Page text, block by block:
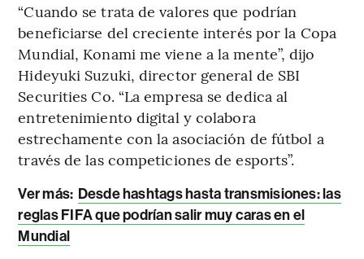
“Cuando se trata de valores que podrían
beneficiarse del creciente interés por la Copa
Mundial, Konami me viene a la mente”, dijo
Hideyuki Suzuki, director general de SBI
Securities Co. “La empresa se dedica al
entretenimiento digital y colabora
estrechamente con la asociación de fútbol a
través de las competiciones de esports”.
Ver más: Desde hashtags hasta transmisiones: las
reglas FIFA que podrían salir muy caras en el
Mundial